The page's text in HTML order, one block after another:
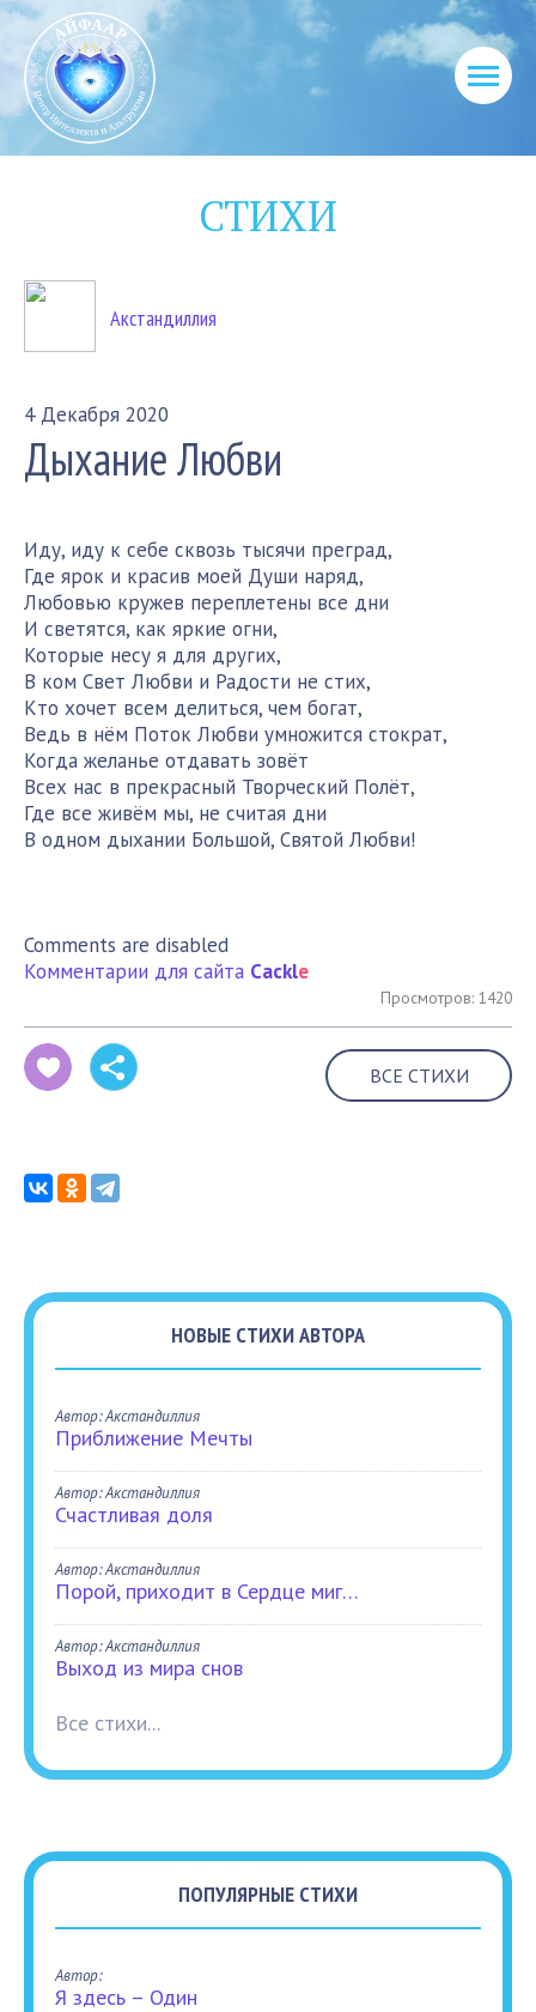
СТИХИ
Акстандиллия
4 Декабря 2020
Дыхание Любви
Иду, иду к себе сквозь тысячи преград,
Где ярок и красив моей Души наряд,
Любовью кружев переплетены все дни
И светятся, как яркие огни,
Которые несу я для других,
В ком Свет Любви и Радости не стих,
Кто хочет всем делиться, чем богат,
Ведь в нём Поток Любви умножится стократ,
Когда желанье отдавать зовёт
Всех нас в прекрасный Творческий Полёт,
Где все живём мы, не считая дни
В одном дыхании Большой, Святой Любви!
Comments are disabled
Комментарии для сайта Cackle
Просмотров: 1420
ВСЕ СТИХИ
НОВЫЕ СТИХИ АВТОРА
Автор: Акстандиллия
Приближение Мечты
Автор: Акстандиллия
Счастливая доля
Автор: Акстандиллия
Порой, приходит в Сердце миг…
Автор: Акстандиллия
Выход из мира снов
Все стихи...
ПОПУЛЯРНЫЕ СТИХИ
Автор:
Я здесь – Один